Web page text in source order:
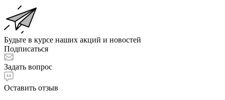
Будьте в курсе наших акций и новостей
Подписаться
Задать вопрос
Оставить отзыв